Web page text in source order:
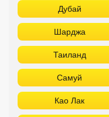
Дубай
Шарджа
Таиланд
Самуй
Као Лак